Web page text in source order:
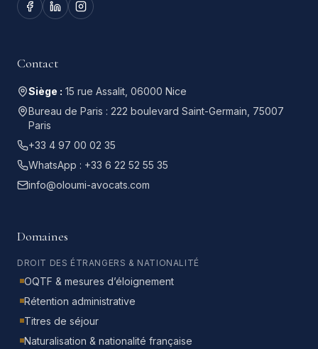
Contact
Siège : 15 rue Assalit, 06000 Nice
Bureau de Paris : 222 boulevard Saint-Germain, 75007
Paris
+33 4 97 00 02 35
WhatsApp : +33 6 22 52 55 35
info@oloumi-avocats.com
Domaines
DROIT DES ÉTRANGERS & NATIONALITÉ
OQTF & mesures d’éloignement
Rétention administrative
Titres de séjour
Naturalisation & nationalité française